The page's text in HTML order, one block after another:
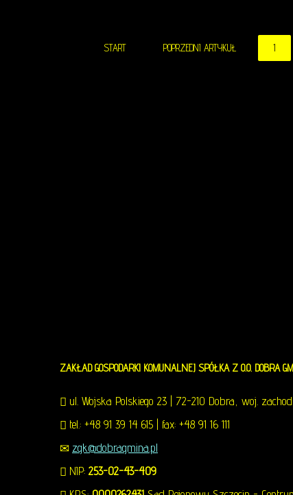
START POPRZEDNI ARTYKUŁ 1
ZAKŁADGOSPODARKI KOMUNALNEJ SPÓŁKA Z O.O. DOBRA
ul. Wojska Polskiego 23 | 72-210 Dobra, woj.
tel.: +48 91 39 14 615 | fax: +48 91 16 111
zgk@dobragmina.pl
NIP: 253-02-43-409